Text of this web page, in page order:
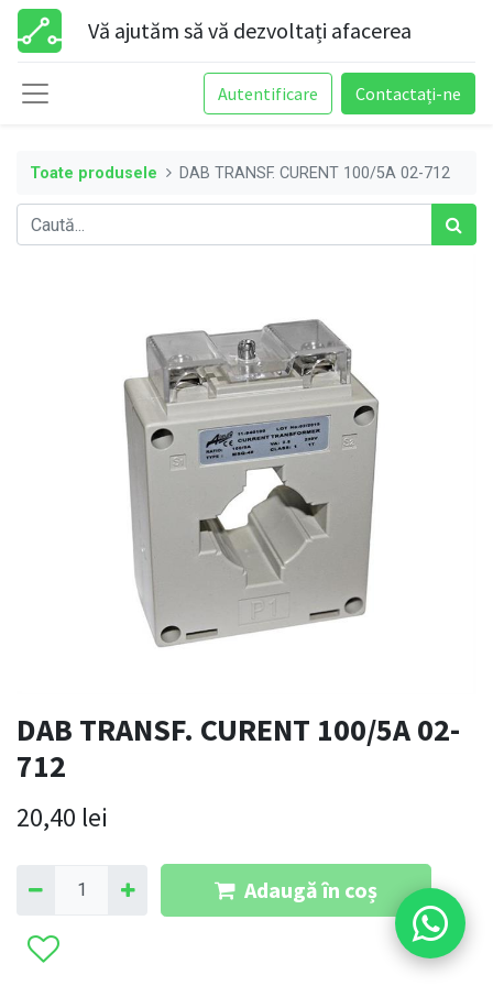
Vă ajutăm să vă dezvoltați afacerea
Autentificare Contactați-ne
Toate produsele DAB TRANSF. CURENT 100/5A 02-712
DAB TRANSF. CURENT 100/5A 02-
712
20,40 lei
Adaugă în coș